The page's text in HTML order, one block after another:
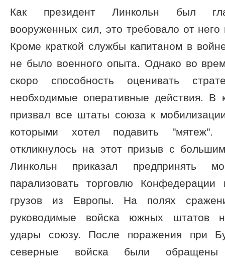
Как президент Линкольн был
вооруженных сил, это требовало от
Кроме краткой службы капитаном в
не было военного опыта. Однако во
скоро способность оценивать
необходимые оперативные действия. В
призвал все штаты союза к
которыми хотел подавить
откликнулось на этот призыв с
Линкольн приказал предпринять
парализовать торговлю
грузов из Европы. На полях
руководимые войска южных штатов
удары союзу. После поражения при
северные войска были